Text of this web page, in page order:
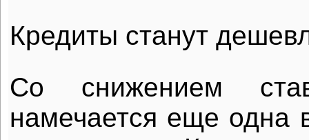
Кредиты станут
Со снижением
намечается еще одна